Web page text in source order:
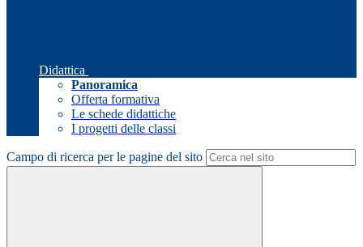
Didattica
Panoramica
Offerta formativa
Le schede didattiche
I progetti delle classi
Campo di ricerca per le pagine del sito